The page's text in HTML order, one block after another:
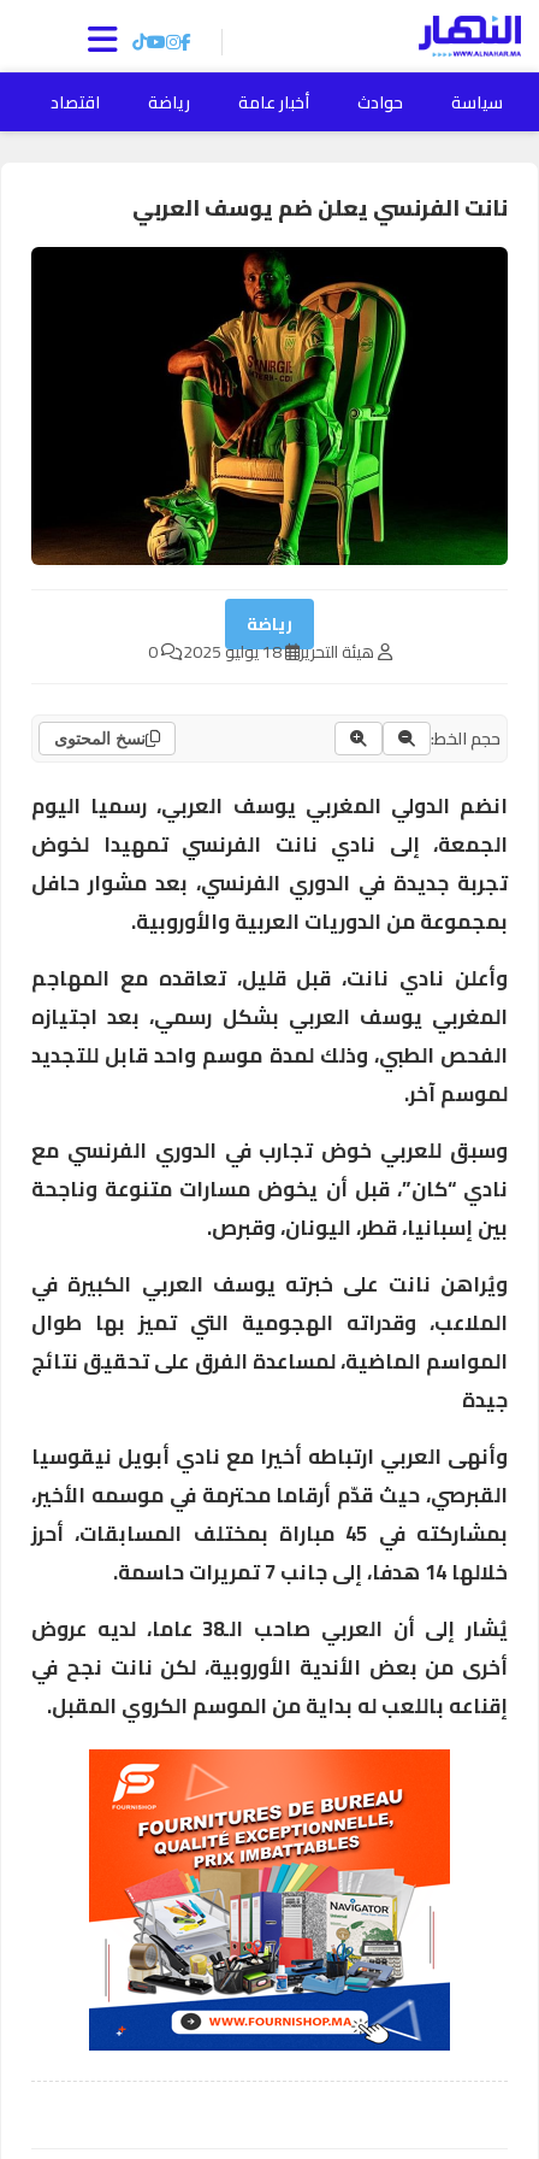
سياسة حوادث أخبار عامة رياضة اقتصاد
نانت الفرنسي يعلن ضم يوسف العربي
رياضة
هيئة التحرير 18 يوليو 2025 0
حجم الخط: نسخ المحتوى
انضم الدولي المغربي يوسف العربي، رسميا اليوم
الجمعة، إلى نادي نانت الفرنسي تمهيدا لخوض
تجربة جديدة في الدوري الفرنسي، بعد مشوار حافل
بمجموعة من الدوريات العربية والأوروبية.
وأعلن نادي نانت، قبل قليل، تعاقده مع المهاجم
المغربي يوسف العربي بشكل رسمي، بعد اجتيازه
الفحص الطبي، وذلك لمدة موسم واحد قابل للتجديد
لموسم آخر.
وسبق للعربي خوض تجارب في الدوري الفرنسي مع
نادي “كان”، قبل أن يخوض مسارات متنوعة وناجحة
بين إسبانيا، قطر، اليونان، وقبرص.
ويُراهن نانت على خبرته يوسف العربي الكبيرة في
الملاعب، وقدراته الهجومية التي تميز بها طوال
المواسم الماضية، لمساعدة الفرق على تحقيق نتائج
جيدة
وأنهى العربي ارتباطه أخيرا مع نادي أبويل نيقوسيا
القبرصي، حيث قدّم أرقاما محترمة في موسمه الأخير،
بمشاركته في 45 مباراة بمختلف المسابقات، أحرز
خلالها 14 هدفا، إلى جانب 7 تمريرات حاسمة.
يُشار إلى أن العربي صاحب الـ38 عاما، لديه عروض
أخرى من بعض الأندية الأوروبية، لكن نانت نجح في
إقناعه باللعب له بداية من الموسم الكروي المقبل.